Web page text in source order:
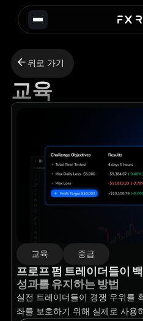
뒤로 가기
교육
교육 중급
프로프 펌 트레이더들이
성과를 유지하는 방법
실전 트레이더들이 경쟁 우위를
좌를 보호하기 위해 실제로 사용